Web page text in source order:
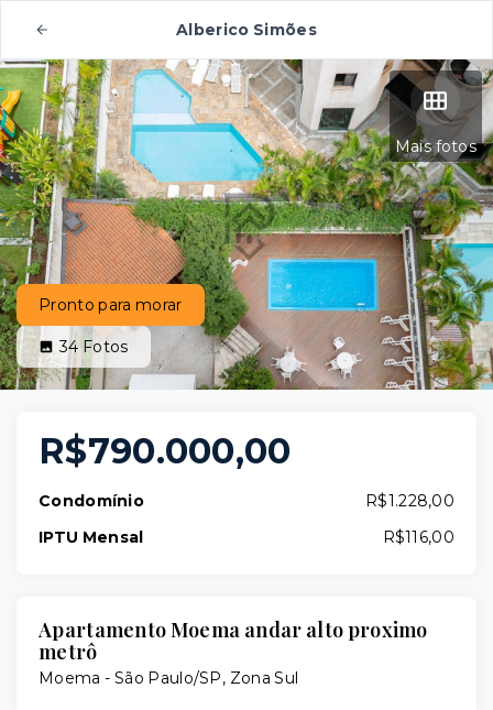
Alberico Simões
Mais fotos
Pronto para morar
34 Fotos
R$790.000,00
Condomínio
R$1.228,00
IPTU Mensal
R$116,00
Apartamento Moema andar alto proximo
metrô
Moema - São Paulo/SP, Zona Sul